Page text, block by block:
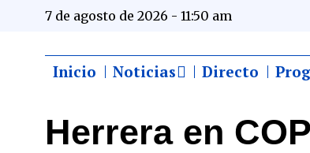
7 de agosto de 2026 - 11:50 am
Inicio Noticias Directo
Herrera en